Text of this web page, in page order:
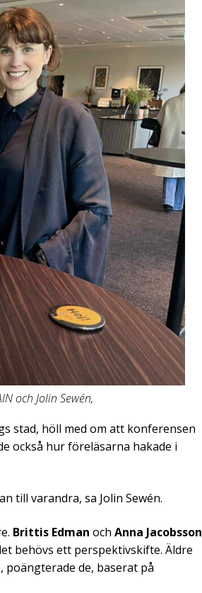
och Jolin Sewén,
stad, höll med om att konferensen
också hur föreläsarna hakade i
till varandra, sa Jolin Sewén.
Brittis Edman och Anna Jacobsson
behövs ett perspektivskifte. Äldre
de, baserat på